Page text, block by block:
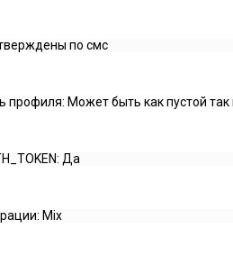
по смс
профиля: Может быть как пустой
Да
Mix